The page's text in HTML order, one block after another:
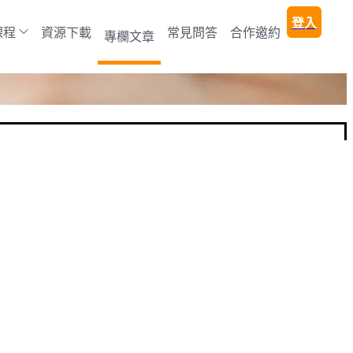
程 資源下載 專欄文章 常見問答 合作邀約
登入